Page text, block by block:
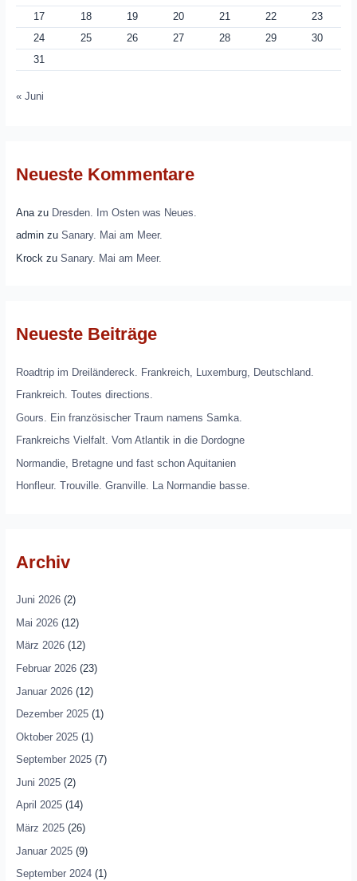
17
18 19 20 21 22
23
24
25 26 27 28 29
30
31
« Juni
Neueste Kommentare
Anazu Dresden. Im Osten was Neues.
adminzu Sanary. Mai am Meer.
Krock zu Sanary. Mai am Meer.
Neueste Beiträge
Roadtrip im Dreiländereck. Frankreich, Luxemburg, Deutschland.
Frankreich. Toutes directions.
Gours. Ein französischer Traum namens Samka.
Frankreichs Vielfalt. Vom Atlantik in die Dordogne
Normandie, Bretagne und fast schon Aquitanien
Honfleur. Trouville. Granville. La Normandie basse.
Archiv
Juni 2026(2)
Mai 2026(12)
März 2026(12)
Februar 2026(23)
Januar 2026(12)
Dezember 2025(1)
Oktober 2025(1)
September 2025(7)
Juni 2025(2)
April 2025(14)
März 2025(26)
Januar 2025(9)
September 2024(1)